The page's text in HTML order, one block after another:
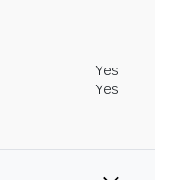
Yes
Yes